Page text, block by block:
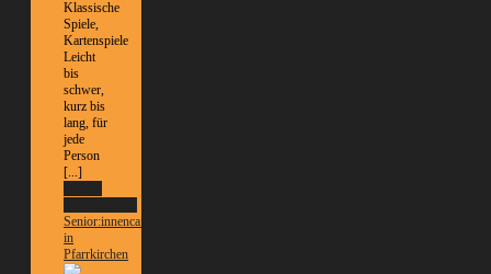
Klassische
Spiele,
Kartenspiele
Leicht
bis
schwer,
kurz bis
lang, für
jede
Person
[...]
Senior:innencafé
in
Pfarrkirchen